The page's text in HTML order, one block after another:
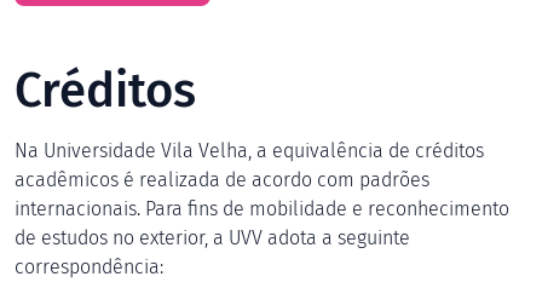
Créditos
Na Universidade Vila Velha, a equivalência de créditos
acadêmicos é realizada de acordo com padrões
internacionais. Para fins de mobilidade e reconhecimento
de estudos no exterior, a UVV adota a seguinte
correspondência: